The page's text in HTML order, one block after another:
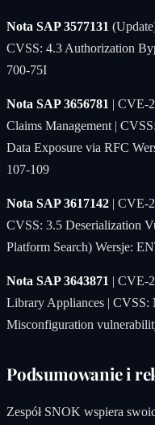
Nota SAP 3577131
CVSS: 4.3 Authorization
700-75I
Nota SAP 3656781 | CVE-
Claims Management |
Data Exposure via RFC
107-109
Nota SAP 3617142 | CVE-
CVSS: 3.5 Deserialization
Platform Search) Wersje:
Nota SAP 3643871 | CVE-
Library Appliances | CVSS:
Misconfiguration
Podsumowanie i
Zespół SNOK wspiera